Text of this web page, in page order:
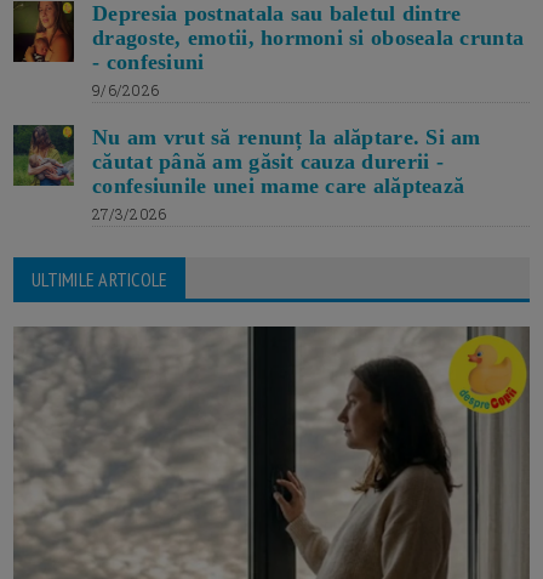
Depresia postnatala sau baletul dintre
dragoste, emotii, hormoni si oboseala crunta
- confesiuni
9/6/2026
Nu am vrut să renunț la alăptare. Si am
căutat până am găsit cauza durerii -
confesiunile unei mame care alăptează
27/3/2026
ULTIMILE ARTICOLE